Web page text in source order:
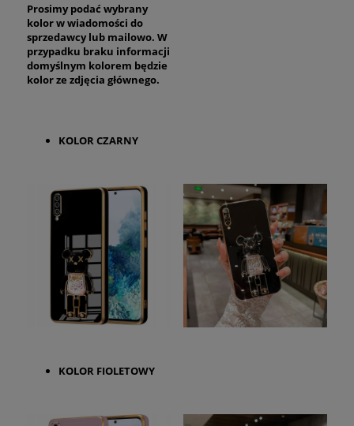
Prosimy podać wybrany
kolor w wiadomości do
sprzedawcy lub mailowo. W
przypadku braku informacji
domyślnym kolorem będzie
kolor ze zdjęcia głównego.
KOLOR CZARNY
KOLOR FIOLETOWY